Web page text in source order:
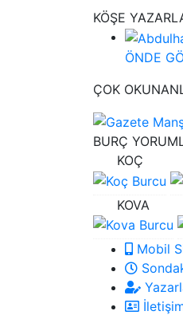
KÖŞE
ÖNDE
ÇOK
BURÇ
KOÇ
KOVA
Mobil